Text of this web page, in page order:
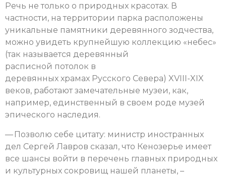
Речь не только о природных красотах. В
частности, на территории парка расположены
уникальные памятники деревянного зодчества,
можно увидеть крупнейшую коллекцию «небес»
(так называется деревянный
расписной потолок в
деревянных храмах Русского Севера) XVIII-XIX
веков, работают замечательные музеи, как,
например, единственный в своем роде музей
эпического наследия.
— Позволю себе цитату: министр иностранных
дел Сергей Лавров сказал, что Кенозерье имеет
все шансы войти в перечень главных природных
и культурных сокровищ нашей планеты, –